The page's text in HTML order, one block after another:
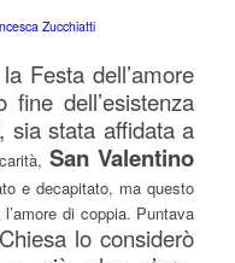
Zucchiatti
Festa dell’amore
dell’esistenza
sia stata affidata a
San Valentino
e decapitato, ma questo
di coppia. Puntava
lo considerò